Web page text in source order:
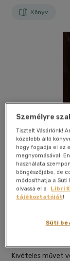
Könyv
Kívánságlistához
Kivételes művet
Személyre
Tisztelt Vásárlónk!
közelebb álló
hogy fogadja el az
megnyomásával.
használata
böngészőjébe, de
módosíthatja a Süti
olvassa el a
Libri
tájékoztatóját!
Süti